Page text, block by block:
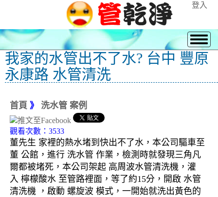
登入
我家的水管出不了水? 台中 豐原
永康路 水管清洗
首頁 》 洗水管 案例
觀看次數：3533
董先生 家裡的熱水堵到快出不了水，本公司驅車至
董 公館，進行 洗水管 作業，檢測時就發現三角凡
爾都被堵死，本公司架起 高周波水管清洗機，灌
入 檸檬酸水 至管路裡面，等了約15分，開啟 水管
清洗機 ，啟動 螺旋波 模式，一開始就洗出黃色的